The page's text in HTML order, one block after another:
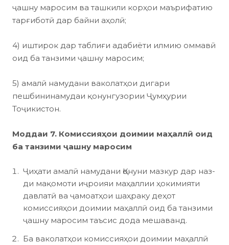
ҷашну маросим ва ташкили корҳои маърифатию
тарғиботӣ дар байни аҳолӣ;
4) иштирок дар таблиғи адабиёти илмию оммавӣ
оид ба танзими ҷашну маросим;
5) амалӣ намудани ваколатҳои дигари
пешбининамудаи қонунгузории Ҷумҳурии
Тоҷикистон.
Моддаи 7. Комиссияҳои доимии маҳаллӣ оид
ба танзими ҷашну маросим
Ҷиҳати амалӣ намудани Қонуни мазкур дар наз­
ди мақомоти иҷроияи маҳаллии ҳокимияти
давлатӣ ва ҷамоатҳои шаҳраку деҳот
комиссияҳои доимии маҳаллӣ оид ба танзими
ҷашну маросим таъсис дода мешаванд.
Ба ваколатҳои комиссияҳои доимии маҳаллӣ